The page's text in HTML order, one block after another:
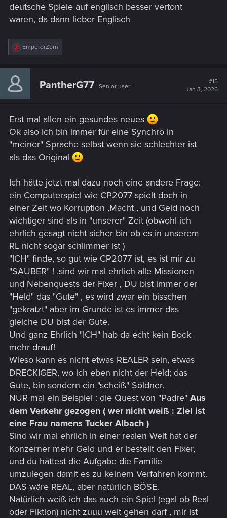
deutsche Spiele auf englisch besser vertont
waren, da dann lieber Englisch
R
c
i
:
EmperorZorn
PantherG77 Senior user
#15
Jan 3, 2026
Erst mal allen ein gesundes neues
Ok also ich bin immer für eine Synchro in
"meiner" Sprache selbst wenn sie schlechter ist
als das Original
Ich hätte jetzt mal dazu noch eine andere Frage:
ein Computerspiel wie CP2077 spielt doch in
einer Zeit wo Korruption ,Macht , und Geld noch
wichtiger sind als in "unserer" Zeit (obwohl ich
ehrlich gesagt nicht sicher bin ob es in unserem
RL nicht sogar schlimmer ist )
"ICH" finde, so gut wie CP2077 ist, es ist mir zu
"SAUBER" ! ,sind wir mal ehrlich alle Missionen
und Nebenquests der Fixer , DU bist immer der
"Held" das "Gute" , es wird zwar ein bisschen
"gekratzt" aber im Grunde ist es immer das
gleiche DU bist der Gute.
Und ganz Ehrlich "ICH" hab da echt kein Bock
mehr drauf!
Wieso kann es nicht etwas REALER sein, etwas
DRECKIGER, wo ich eben nicht der Held; das
Gute, bin sondern ein "scheiß" Söldner.
NUR mal ein Beispiel : die Quest von "Padre" Aus
dem Verkehr gezogen ( wer nicht weiß : Ziel ist
eine Frau namens Tucker Albach )
Sind wir mal ehrlich in einer realen Welt hat der
Konzerner mehr Geld und er bestellt den Fixer,
und du hättest die Aufgabe die Familie
umzulegen damit es zu keinem Verfahren kommt.
DAS wäre REAL, aber natürlich BÖSE.
Natürlich weiß ich das auch ein Spiel (egal ob Real
oder Fiktion) nicht zuuu weit gehen darf , mir ist